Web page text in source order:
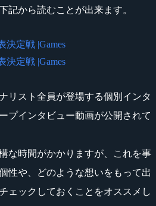
記から読むことが出来ます。
決定戦 |Games
決定戦 |Games
リスト全員が登場する個別インタ
プインタビュー動画が公開されて
な時間がかかりますが、これを事
性や、どのような想いをもって出
ェックしておくことをオススメし